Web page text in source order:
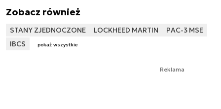
Zobacz również
STANY ZJEDNOCZONE LOCKHEED MARTIN
PAC-3 MSE
IBCS
pokaż wszystkie
Reklama